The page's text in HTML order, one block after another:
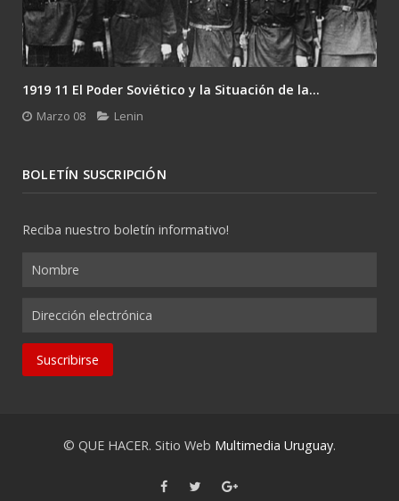
1919 11 El Poder Soviético y la Situación de la...
Marzo 08 Lenin
BOLETÍN SUSCRIPCIÓN
Reciba nuestro boletín informativo!
© QUE HACER. Sitio Web Multimedia Uruguay.